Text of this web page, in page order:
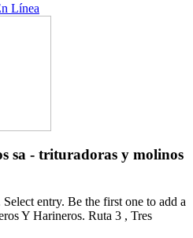
Línea
sa - trituradoras y molinos
entry. Be the first one to add a
Y Harineros. Ruta 3 , Tres